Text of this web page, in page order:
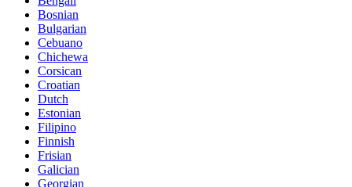
Bosnian
Bulgarian
Cebuano
Chichewa
Corsican
Croatian
Dutch
Estonian
Filipino
Finnish
Frisian
Galician
Georgian